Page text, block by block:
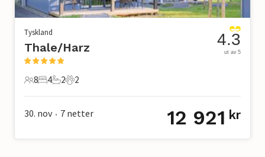
Tyskland
Thale/Harz
8 Gjester
8
4 Soverom
4
2 Bad
2
2 Kjæledyr
2
4.3
ut av 5
30. nov • 7 netter 12 921 kr